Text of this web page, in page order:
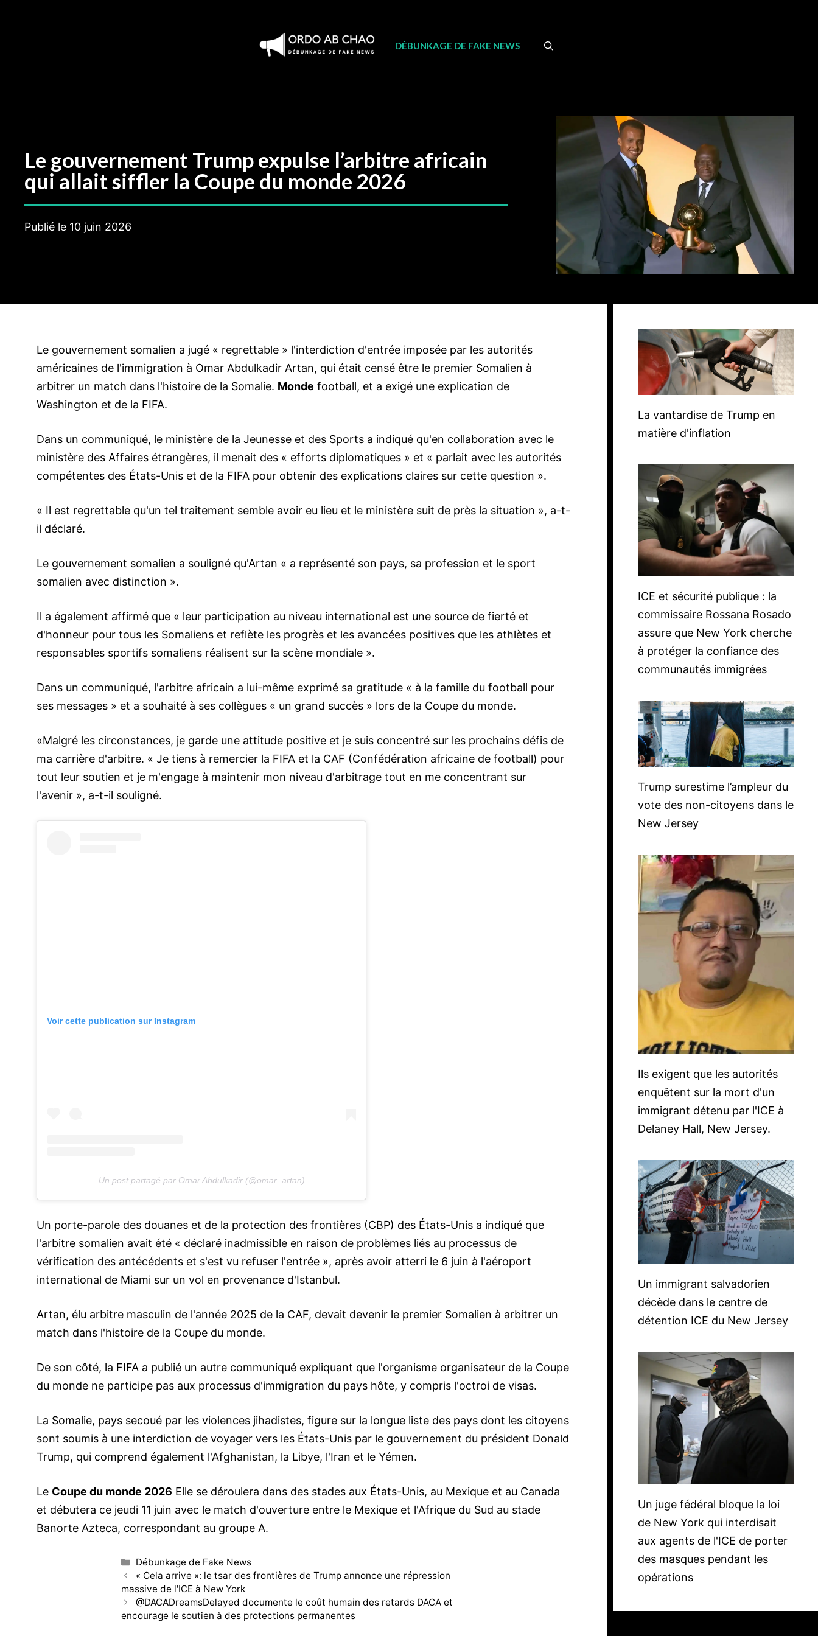
DÉBUNKAGE DE FAKE NEWS
Le gouvernement Trump expulse l’arbitre africain
qui allait siffler la Coupe du monde 2026
Publié le 10 juin 2026
Le gouvernement somalien a jugé « regrettable » l'interdiction d'entrée imposée par les autorités
américaines de l'immigration à Omar Abdulkadir Artan, qui était censé être le premier Somalien à
arbitrer un match dans l'histoire de la Somalie. Monde football, et a exigé une explication de
Washington et de la FIFA.
Dans un communiqué, le ministère de la Jeunesse et des Sports a indiqué qu'en collaboration avec le
ministère des Affaires étrangères, il menait des « efforts diplomatiques » et « parlait avec les autorités
compétentes des États-Unis et de la FIFA pour obtenir des explications claires sur cette question ».
« Il est regrettable qu'un tel traitement semble avoir eu lieu et le ministère suit de près la situation », a-t-
il déclaré.
Le gouvernement somalien a souligné qu'Artan « a représenté son pays, sa profession et le sport
somalien avec distinction ».
Il a également affirmé que « leur participation au niveau international est une source de fierté et
d'honneur pour tous les Somaliens et reflète les progrès et les avancées positives que les athlètes et
responsables sportifs somaliens réalisent sur la scène mondiale ».
Dans un communiqué, l'arbitre africain a lui-même exprimé sa gratitude « à la famille du football pour
ses messages » et a souhaité à ses collègues « un grand succès » lors de la Coupe du monde.
«Malgré les circonstances, je garde une attitude positive et je suis concentré sur les prochains défis de
ma carrière d'arbitre. « Je tiens à remercier la FIFA et la CAF (Confédération africaine de football) pour
tout leur soutien et je m'engage à maintenir mon niveau d'arbitrage tout en me concentrant sur
l'avenir », a-t-il souligné.
Voir cette publication sur Instagram
Un post partagé par Omar Abdulkadir (@omar_artan)
Un porte-parole des douanes et de la protection des frontières (CBP) des États-Unis a indiqué que
l'arbitre somalien avait été « déclaré inadmissible en raison de problèmes liés au processus de
vérification des antécédents et s'est vu refuser l'entrée », après avoir atterri le 6 juin à l'aéroport
international de Miami sur un vol en provenance d'Istanbul.
Artan, élu arbitre masculin de l'année 2025 de la CAF, devait devenir le premier Somalien à arbitrer un
match dans l'histoire de la Coupe du monde.
De son côté, la FIFA a publié un autre communiqué expliquant que l'organisme organisateur de la Coupe
du monde ne participe pas aux processus d'immigration du pays hôte, y compris l'octroi de visas.
La Somalie, pays secoué par les violences jihadistes, figure sur la longue liste des pays dont les citoyens
sont soumis à une interdiction de voyager vers les États-Unis par le gouvernement du président Donald
Trump, qui comprend également l'Afghanistan, la Libye, l'Iran et le Yémen.
Le Coupe du monde 2026 Elle se déroulera dans des stades aux États-Unis, au Mexique et au Canada
et débutera ce jeudi 11 juin avec le match d'ouverture entre le Mexique et l'Afrique du Sud au stade
Banorte Azteca, correspondant au groupe A.
Catégories
Débunkage de Fake News
Navigation
des
articles
« Cela arrive »: le tsar des frontières de Trump annonce une répression
massive de l'ICE à New York
@DACADreamsDelayed documente le coût humain des retards DACA et
encourage le soutien à des protections permanentes
La vantardise de Trump en
matière d'inflation
ICE et sécurité publique : la
commissaire Rossana Rosado
assure que New York cherche
à protéger la confiance des
communautés immigrées
Trump surestime l’ampleur du
vote des non-citoyens dans le
New Jersey
Ils exigent que les autorités
enquêtent sur la mort d'un
immigrant détenu par l'ICE à
Delaney Hall, New Jersey.
Un immigrant salvadorien
décède dans le centre de
détention ICE du New Jersey
Un juge fédéral bloque la loi
de New York qui interdisait
aux agents de l'ICE de porter
des masques pendant les
opérations